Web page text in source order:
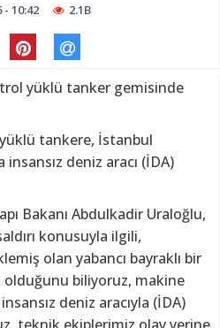
- 10:42 2.1B
yüklü tanker gemisinde
tankere, İstanbul
insansız deniz aracı (İDA)
Bakanı Abdulkadir Uraloğlu,
konusuyla ilgili,
olan yabancı bayraklı bir
biliyoruz, makine
deniz aracıyla (İDA)